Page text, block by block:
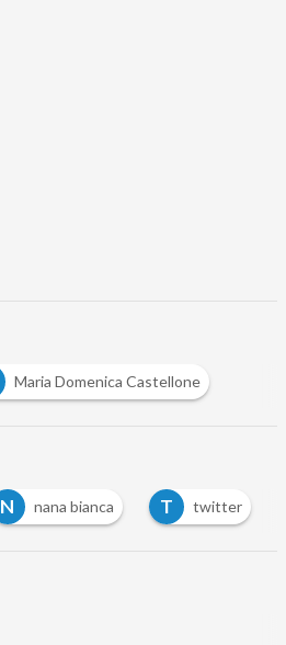
Maria Domenica Castellone
N nana bianca T twitter